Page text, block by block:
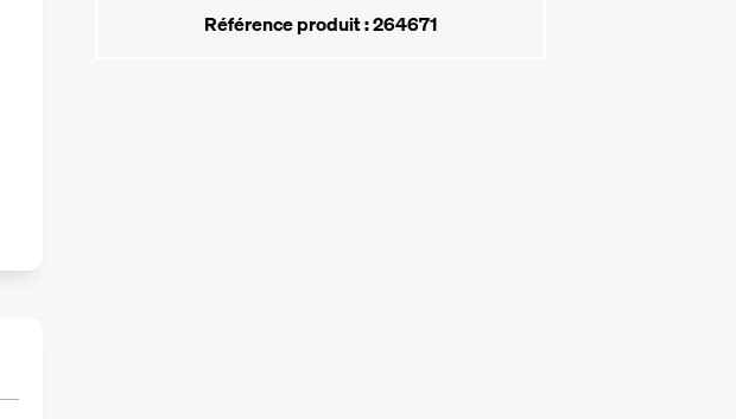
Référence produit : 264671